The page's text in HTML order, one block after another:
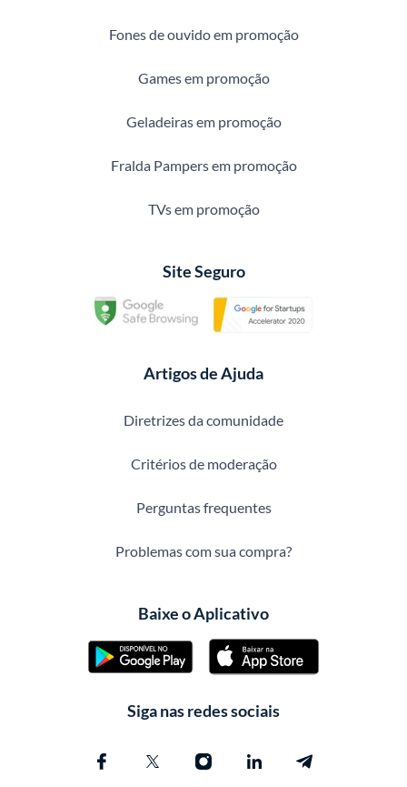
Fones de ouvido em promoção
Games em promoção
Geladeiras em promoção
Fralda Pampers em promoção
TVs em promoção
Site Seguro
Artigos de Ajuda
Diretrizes da comunidade
Critérios de moderação
Perguntas frequentes
Problemas com sua compra?
Baixe o Aplicativo
Siga nas redes sociais